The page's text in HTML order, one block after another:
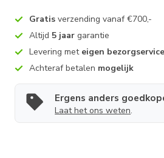
Gratis verzending vanaf €700,-
Altijd 5 jaargarantie
Levering met eigen
Achteraf betalen mogelijk
Ergens anders
Laat het ons weten.